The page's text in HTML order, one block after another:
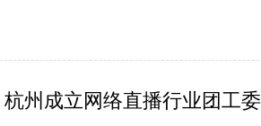
杭州成立网络直播行业团工委